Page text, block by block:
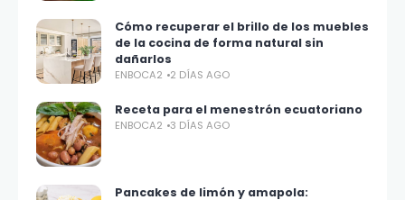
Cómo recuperar el brillo de los muebles
de la cocina de forma natural sin
dañarlos
ENBOCA2 2 DÍAS AGO
Receta para el menestrón ecuatoriano
ENBOCA2 3 DÍAS AGO
Pancakes de limón y amapola: